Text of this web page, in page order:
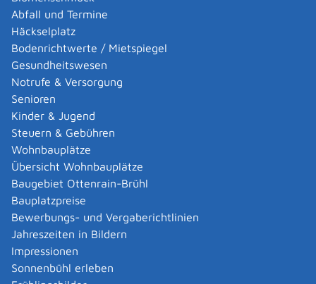
Abfall und Termine
Häckselplatz
Bodenrichtwerte / Mietspiegel
Gesundheitswesen
Notrufe & Versorgung
Senioren
Kinder & Jugend
Steuern & Gebühren
Wohnbauplätze
Übersicht Wohnbauplätze
Baugebiet Ottenrain-Brühl
Bauplatzpreise
Bewerbungs- und Vergaberichtlinien
Jahreszeiten in Bildern
Impressionen
Sonnenbühl erleben
aufnehmen
Adressänderung auf der eID-Karte beantragen
Adressbuch - Eintrag sperren lassen
Akademische Gesundheitsberufe - Anerkennung der
Weiterbildung beantragen
Akademische Grade, Titel und Bezeichnungen bei
anerkannten Spätaussiedlern - Gradumwandlungen
beantragen
Akademische Grade, Titel und Bezeichnungen von
ausländischen Hochschulen führen
Akteneinsicht in und außerhalb von
Verwaltungsverfahren beantragen
Allgemein bildende Schulen - zur Abendrealschule
anmelden
Als berechtigte Person Fahrzeugregisterauskunft
(Halterauskunft) beantragen
Als Servicedienstleisterin oder Servicedienstleister